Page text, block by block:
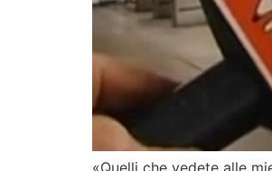
«Quelli che vedete alle